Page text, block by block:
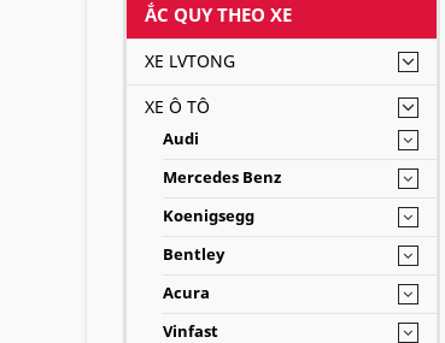
ẮC QUY THEO XE
XE LVTONG
XE Ô TÔ
Audi
Mercedes Benz
Koenigsegg
Bentley
Acura
Vinfast